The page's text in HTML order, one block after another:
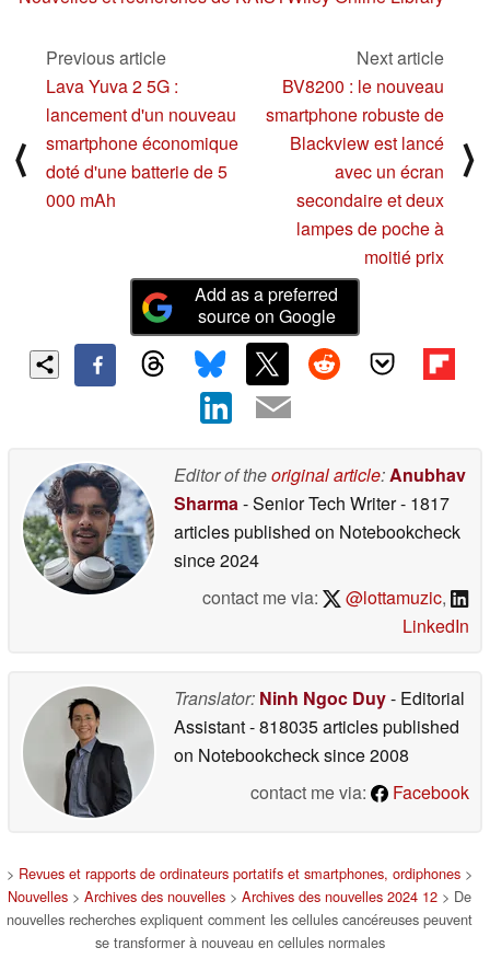
⟨
Previous article
Lava Yuva 2 5G :
lancement d'un nouveau
smartphone économique
doté d'une batterie de 5
000 mAh
Next article
BV8200 : le nouveau
smartphone robuste de
Blackview est lancé
avec un écran
secondaire et deux
lampes de poche à
moitié prix
⟩
Add as a preferred
source on Google
Editor of theoriginal article: Anubhav
Sharma - Senior Tech Writer- 1817
articles published on Notebookcheck
since 2024
contact me via:
@lottamuzic,
LinkedIn
Translator: Ninh Ngoc Duy- Editorial
Assistant- 818035 articles published
on Notebookchecksince 2008
contact me via:
Facebook
> Revues et rapports de ordinateurs portatifs et smartphones, ordiphones >
Nouvelles > Archives des nouvelles > Archives des nouvelles 2024 12 > De
nouvelles recherches expliquent comment les cellules cancéreuses peuvent
se transformer à nouveau en cellules normales